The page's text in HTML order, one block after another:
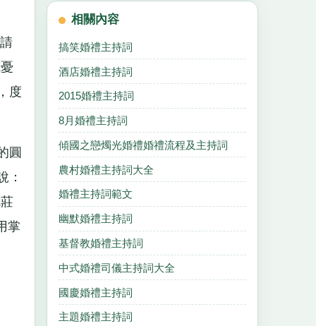
度
圓
：
掌
相關內容
搞笑婚禮主持詞
酒店婚禮主持詞
2015婚禮主持詞
8月婚禮主持詞
傾國之戀燭光婚禮婚禮流程及主持詞
農村婚禮主持詞大全
婚禮主持詞範文
幽默婚禮主持詞
基督教婚禮主持詞
中式婚禮司儀主持詞大全
國慶婚禮主持詞
主題婚禮主持詞